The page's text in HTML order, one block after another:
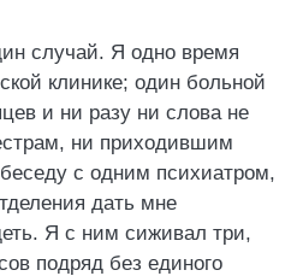
случай. Я одно время
клинике; один больной
и ни разу ни слова не
ни приходившим
с одним психиатром,
дать мне
Я с ним сиживал три,
подряд без единого